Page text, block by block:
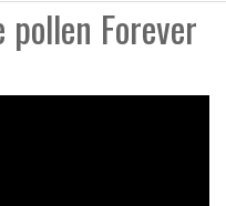
Forever